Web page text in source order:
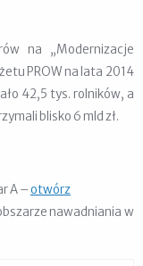
na „Modernizacje
PROW na lata 2014
42,5 tys. rolników, a
blisko 6 mld zł.
A –otwórz
nawadniania w